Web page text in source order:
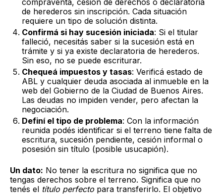
de herederos sin inscripción. Cada situación
requiere un tipo de solución distinta.
Confirmá si hay sucesión iniciada: Si el titular
falleció, necesitás saber si la sucesión está en
trámite y si ya existe declaratoria de herederos.
Sin eso, no se puede escriturar.
Chequeá impuestos y tasas: Verificá estado de
ABL y cualquier deuda asociada al inmueble en la
web del Gobierno de la Ciudad de Buenos Aires.
Las deudas no impiden vender, pero afectan la
negociación.
Definí el tipo de problema: Con la información
reunida podés identificar si el terreno tiene falta de
escritura, sucesión pendiente, cesión informal o
posesión sin título (posible usucapión).
Un dato: No tener la escritura no significa que no
tengas derechos sobre el terreno. Significa que no
tenés el título perfecto para transferirlo. El objetivo